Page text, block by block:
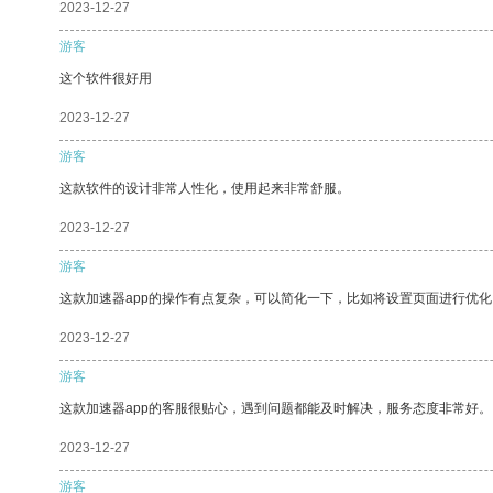
2023-12-27
游客
这个软件很好用
2023-12-27
游客
这款软件的设计非常人性化，使用起来非常舒服。
2023-12-27
游客
这款加速器app的操作有点复杂，可以简化一下，比如将设置页面进行优
2023-12-27
游客
这款加速器app的客服很贴心，遇到问题都能及时解决，服务态度非常好。
2023-12-27
游客